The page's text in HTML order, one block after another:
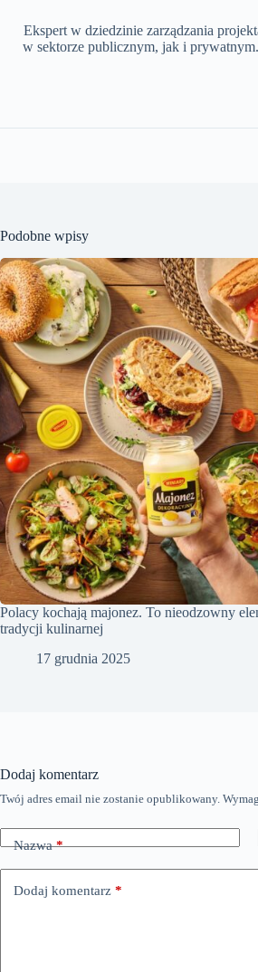
Ekspert w dziedzinie zarządzania
w sektorze publicznym, jak i
Podobne wpisy
Polacy kochają majonez. To nieodzowny
tradycji kulinarnej
17 grudnia 2025
Dodaj komentarz
Twój adres email nie zostanie opublikowany.
Nazwa*
Dodaj komentarz *